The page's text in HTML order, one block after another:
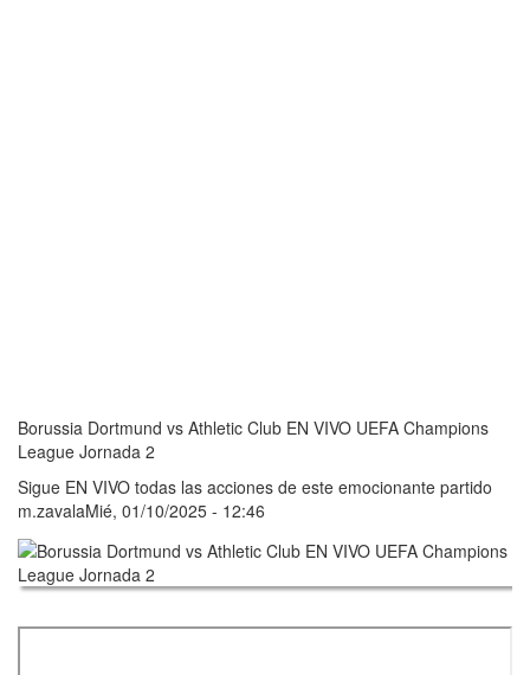
Borussia Dortmund vs Athletic Club EN VIVO UEFA Champions
League Jornada 2
Sigue EN VIVO todas las acciones de este emocionante partido
m.zavalaMié, 01/10/2025 - 12:46